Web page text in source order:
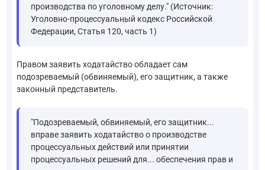
производства по уголовному делу." (Источник:
Уголовно-процессуальный кодекс Российской
Федерации, Статья 120, часть 1)
Правом заявить ходатайство обладает сам
подозреваемый (обвиняемый), его защитник, а также
законный представитель.
"Подозреваемый, обвиняемый, его защитник...
вправе заявить ходатайство о производстве
процессуальных действий или принятии
процессуальных решений для... обеспечения прав и